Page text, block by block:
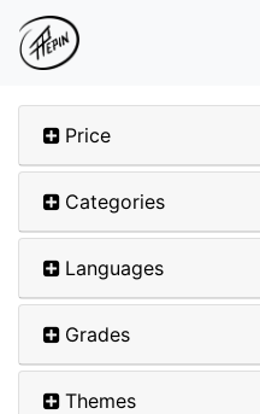
Price
Categories
Languages
Grades
Themes